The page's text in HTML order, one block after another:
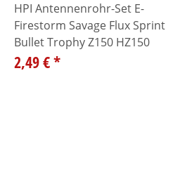
HPI Antennenrohr-Set E-
Firestorm Savage Flux Sprint
Bullet Trophy Z150 HZ150
2,49 €*